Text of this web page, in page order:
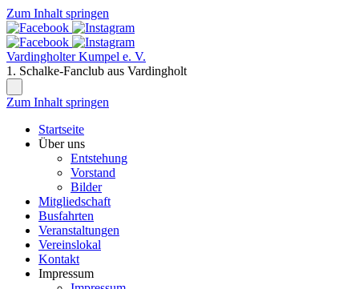
Zum Inhalt springen
Vardingholter Kumpel e. V.
1. Schalke-Fanclub aus Vardingholt
Zum Inhalt springen
Startseite
Über uns
Entstehung
Vorstand
Bilder
Mitgliedschaft
Busfahrten
Veranstaltungen
Vereinslokal
Kontakt
Impressum